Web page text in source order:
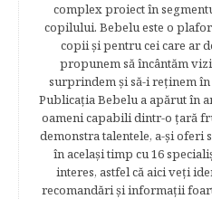
complex proiect în
copilului. Bebelu este o
copii şi pentru cei care ar
propunem să încântăm
surprindem şi să-i reţinem
Publicația Bebelu a apărut în
oameni capabili dintr-o ţară
demonstra talentele, a-şi oferi
în acelaşi timp cu 16
interes, astfel că aici veţi
recomandări şi informaţii